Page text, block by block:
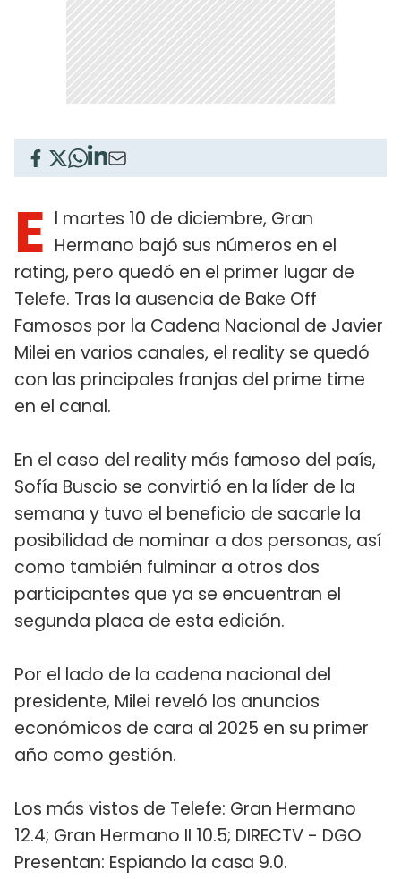
E l martes 10 de diciembre, Gran
Hermano bajó sus números en el
rating, pero quedó en el primer lugar de
Telefe. Tras la ausencia de Bake Off
Famosos por la Cadena Nacional de Javier
Milei en varios canales, el reality se quedó
con las principales franjas del prime time
en el canal.
En el caso del reality más famoso del país,
Sofía Buscio se convirtió en la líder de la
semana y tuvo el beneficio de sacarle la
posibilidad de nominar a dos personas, así
como también fulminar a otros dos
participantes que ya se encuentran el
segunda placa de esta edición.
Por el lado de la cadena nacional del
presidente, Milei reveló los anuncios
económicos de cara al 2025 en su primer
año como gestión.
Los más vistos de Telefe: Gran Hermano
12.4; Gran Hermano II 10.5; DIRECTV - DGO
Presentan: Espiando la casa 9.0.